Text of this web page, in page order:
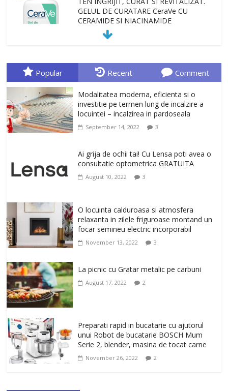
GELUL DE CURATARE CeraVe CU
CERAMIDE SI NIACINAMIDE
January 23, 2026
ori o provocare. Idei inedite, cadouri
originale, le puteti avea la Giftspot.ro,
alegere buna, Oglinda de baie cu mărire
și iluminare LED
February 20, 2026 0
un corp sanatos si armonios dezvoltat,
cu Flexor Fitness-dispozitiv pentru
Un ten regenerat, fara riduri. Crema
antirid Ivatherm pentru o piele neteda si
elastica.
February 6, 2026 0
Popular Recent Comment
Modalitatea moderna, eficienta si o
investitie pe termen lung de incalzire a
locuintei – incalzirea in pardoseala
September 14, 2022 3
Ai grija de ochii tai! Cu Lensa poti avea o
consultatie optometrica GRATUITA
August 10, 2022 3
O locuinta calduroasa si atmosfera
relaxanta in zilele friguroase montand un
focar semineu electric incorporabil
November 13, 2022 3
La picnic cu Gratar metalic pe carbuni
August 17, 2022 2
Preparati rapid in bucatarie cu ajutorul
unui Robot de bucatarie BOSCH Mum
Serie 2, blender, masina de tocat carne
November 26, 2022 2